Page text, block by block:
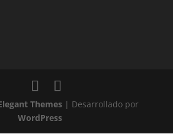
Themes| Desarrollado por
WordPress